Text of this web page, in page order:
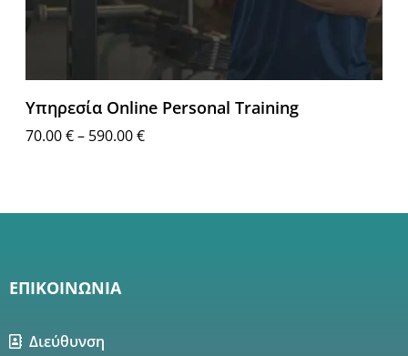
Υπηρεσία Online Personal Training
70.00€– 590.00€
ΕΠΙΚΟΙΝΩΝΙΑ
Διεύθυνση